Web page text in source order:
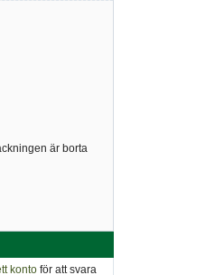
är borta
konto för att svara